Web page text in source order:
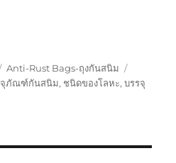
Categories
Anti-Rust Bags-ถุงกันสนิม
จุภัณฑ์กันสนิม, ชนิดของโลหะ,บรรจุ